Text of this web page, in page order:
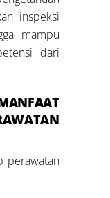
inspeksi
mampu
dari
perawatan